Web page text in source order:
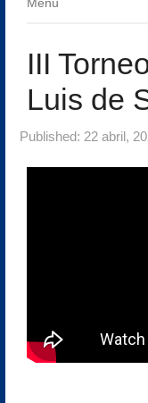
III
Luis de
Published: 22 abril,